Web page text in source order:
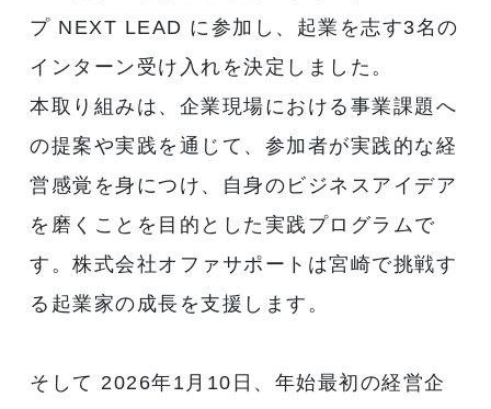
プ NEXT LEAD に参加し、起業を志す3名の
インターン受け入れを決定しました。
本取り組みは、企業現場における事業課題へ
の提案や実践を通じて、参加者が実践的な経
営感覚を身につけ、自身のビジネスアイデア
を磨くことを目的とした実践プログラムで
す。株式会社オファサポートは宮崎で挑戦す
る起業家の成長を支援します。
そして 2026年1月10日、年始最初の経営企